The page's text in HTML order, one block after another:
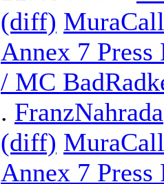
(diff)
Annex 7 Press
/ MC
. FranzNahrada
(diff)
Annex 7 Press